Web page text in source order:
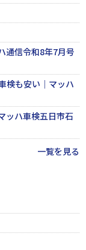
通信令和8年7月号
検も安い｜マッハ
ッハ車検五日市石
一覧を見る